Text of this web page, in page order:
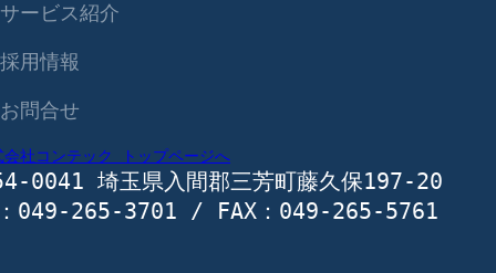
サービス紹介
採用情報
お問合せ
0041 埼玉県入間郡三芳町藤久保197-20
049-265-3701 / FAX：049-265-5761